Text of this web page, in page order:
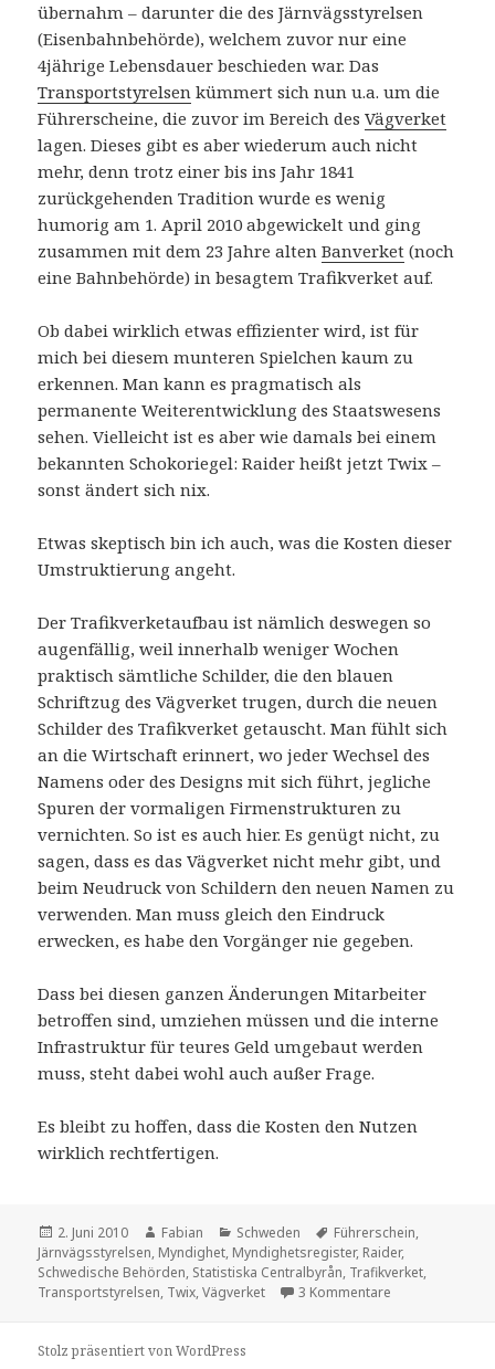
übernahm – darunter die des Järnvägsstyrelsen
(Eisenbahnbehörde), welchem zuvor nur eine
4jährige Lebensdauer beschieden war. Das
Transportstyrelsen kümmert sich nun u.a. um die
Führerscheine, die zuvor im Bereich desVägverket
lagen. Dieses gibt es aber wiederum auch nicht
mehr, denn trotz einer bis ins Jahr 1841
zurückgehenden Tradition wurde es wenig
humorig am 1. April 2010 abgewickelt und ging
zusammen mit dem 23 Jahre altenBanverket (noch
eine Bahnbehörde) in besagtem Trafikverket auf.
Ob dabei wirklich etwas effizienter wird, ist für
mich bei diesem munteren Spielchen kaum zu
erkennen. Man kann es pragmatisch als
permanente Weiterentwicklung des Staatswesens
sehen. Vielleicht ist es aber wie damals bei einem
bekannten Schokoriegel: Raider heißt jetzt Twix –
sonst ändert sich nix.
Etwas skeptisch bin ich auch, was die Kosten dieser
Umstruktierung angeht.
Der Trafikverketaufbau ist nämlich deswegen so
augenfällig, weil innerhalb weniger Wochen
praktisch sämtliche Schilder, die den blauen
Schriftzug des Vägverket trugen, durch die neuen
Schilder des Trafikverket getauscht. Man fühlt sich
an die Wirtschaft erinnert, wo jeder Wechsel des
Namens oder des Designs mit sich führt, jegliche
Spuren der vormaligen Firmenstrukturen zu
vernichten. So ist es auch hier. Es genügt nicht, zu
sagen, dass es das Vägverket nicht mehr gibt, und
beim Neudruck von Schildern den neuen Namen zu
verwenden. Man muss gleich den Eindruck
erwecken, es habe den Vorgänger nie gegeben.
Dass bei diesen ganzen Änderungen Mitarbeiter
betroffen sind, umziehen müssen und die interne
Infrastruktur für teures Geld umgebaut werden
muss, steht dabei wohl auch außer Frage.
Es bleibt zu hoffen, dass die Kosten den Nutzen
wirklich rechtfertigen.
Veröffentlicht
am
2. Juni 2010 Autor
Fabian Kategorien
Schweden Schlagwörter
Führerschein,
Järnvägsstyrelsen, Myndighet, Myndighetsregister, Raider,
Schwedische Behörden, Statistiska Centralbyrån, Trafikverket,
Transportstyrelsen, Twix,Vägverket 3 Kommentare
Stolz präsentiert von WordPress